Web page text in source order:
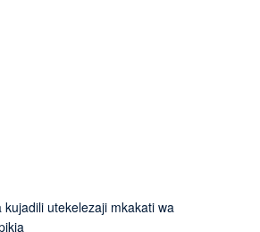
kujadili utekelezaji mkakati wa